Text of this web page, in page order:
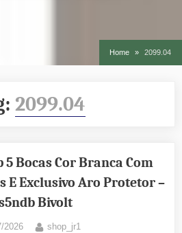
Home 2099.04
2099.04
Bocas Cor Branca Com
E Exclusivo Aro Protetor –
Bivolt
2026 By
shop_jr1